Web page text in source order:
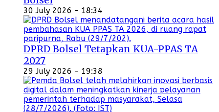
30 July 2026 - 18:34
DPRD Bolsel Tetapkan KUA-PPAS TA
2027
29 July 2026 - 19:38